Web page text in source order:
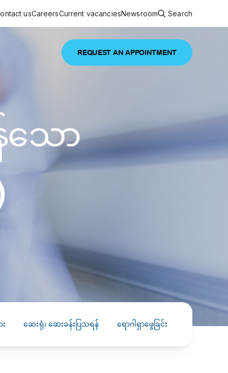
Featured article
DISEASES AND CONDITIONS
Melioidosis (မယ်လီယွိုက်ဒိုး
လီယွိုက်ဒိုးဆစ် ပြင်းထန်
and
PRESS RELEASE
29 AUG 2024
CLL HEALTH unveils
Shin Saw Pu Clinic in
Yangon, advancing
primary care
services
stage of life
and continuing health care from prenatal
coordinating with specialists as
interdisciplinary
Facility Inaugurated in Yangon for
REQUEST AN APPOINTMENT
usCareersCurrent vacanciesNewsroom Search
သော
ဆေးရုံ၊ ဆေးခန်းပြသရန် ရောဂါရှာဖွေခြင်း